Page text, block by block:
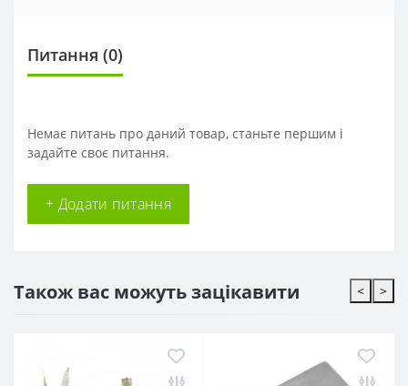
Питання (0)
Немає питань про даний товар, станьте першим і
задайте своє питання.
+ Додати питання
Також вас можуть зацікавити < >